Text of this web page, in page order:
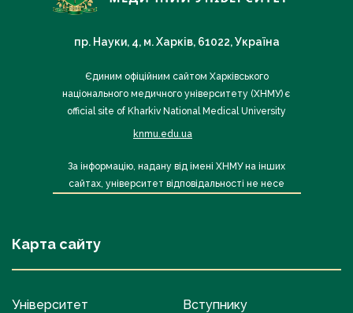
пр. Науки, 4, м. Харків, 61022, Україна
Єдиним офіційним сайтом Харківського
національного медичного університету (ХНМУ) є
official site of Kharkiv National Medical University
knmu.edu.ua
За інформацію, надану від імені ХНМУ на інших
сайтах, університет відповідальності не несе
Карта сайту
Університет Вступнику